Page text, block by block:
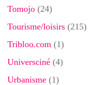
Tomojo (24)
Tourisme/loisirs (215)
Tribloo.com (1)
Universciné (4)
Urbanisme (1)